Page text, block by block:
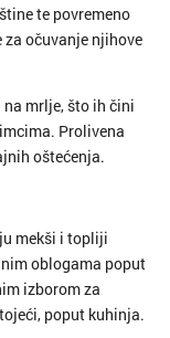
te povremeno
očuvanje njihove
mrlje, što ih čini
Prolivena
oštećenja.
mekši i topliji
oblogama poput
izborom za
poput kuhinja.